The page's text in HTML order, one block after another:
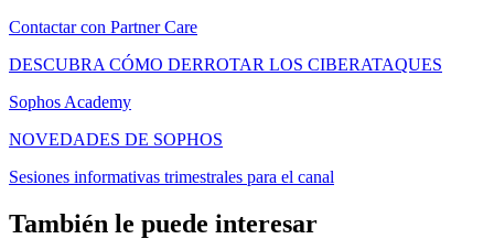
Contactar con Partner Care
DESCUBRA CÓMO DERROTAR LOS CIBERATAQUES
Sophos Academy
NOVEDADES DE SOPHOS
Sesiones informativas trimestrales para el canal
También le puede interesar